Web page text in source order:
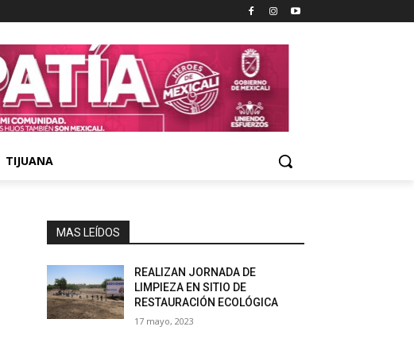
TIJUANA
MAS LEÍDOS
REALIZAN JORNADA DE
LIMPIEZA EN SITIO DE
RESTAURACIÓN ECOLÓGICA
17 mayo, 2023